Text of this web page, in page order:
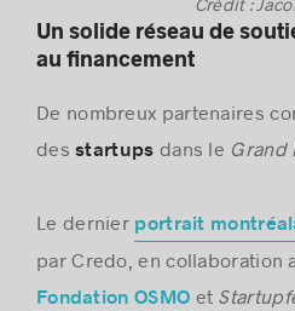
Un solide réseau de
au financement
De nombreux partenaires
desstartups dans le Grand
Le dernier portrait
par Credo, en collaboration
Fondation OSMO et